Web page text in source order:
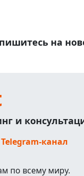
на
и
Telegram-канал
по всему миру.